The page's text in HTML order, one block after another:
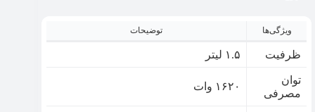
ویژگی‌ها توضیحات
ظرفیت ۱.۵ لیتر
توان
مصرفی
۱۶۲۰ وات